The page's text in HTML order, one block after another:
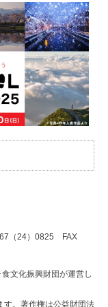
（24）0825 FAX
文化振興財団が運営し
す。著作権は公益財団法